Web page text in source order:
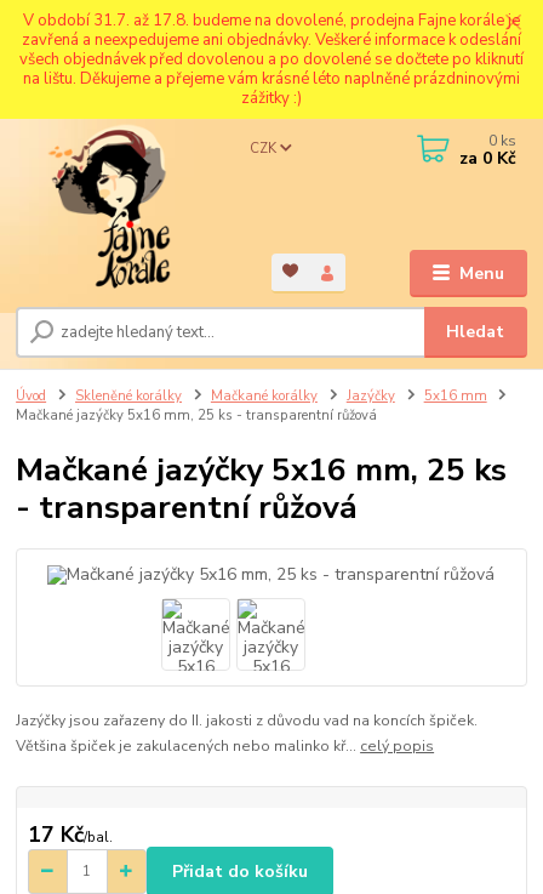
V období 31.7. až 17.8. budeme na dovolené, prodejna Fajne korále je
zavřená a neexpedujeme ani objednávky. Veškeré informace k odeslání
všech objednávek před dovolenou a po dovolené se dočtete po kliknutí
na lištu. Děkujeme a přejeme vám krásné léto naplněné prázdninovými
zážitky :)
Menu
CZK
Hledat
0 ks
za 0 Kč
Úvod Skleněné korálky Mačkané korálky Jazýčky
5x16 mm
Mačkané jazýčky 5x16 mm, 25 ks - transparentní růžová
Mačkané jazýčky 5x16 mm, 25 ks
- transparentní růžová
Jazýčky jsou zařazeny do II. jakosti z důvodu vad na koncích špiček.
Většina špiček je zakulacených nebo malinko kř... celý popis
17 Kč/bal.
Přidat do košíku